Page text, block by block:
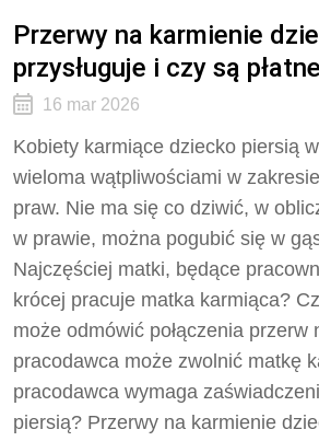
Przerwy na karmienie
przysługuje i czy są
16 mar 2026
Kobiety karmiące dziecko piersią
wieloma wątpliwościami w
praw. Nie ma się co dziwić, w
w prawie, można pogubić się w
Najczęściej matki, będące
krócej pracuje matka karmiąca?
może odmówić połączenia przerw
pracodawca może zwolnić matkę
pracodawca wymaga
piersią? Przerwy na karmienie